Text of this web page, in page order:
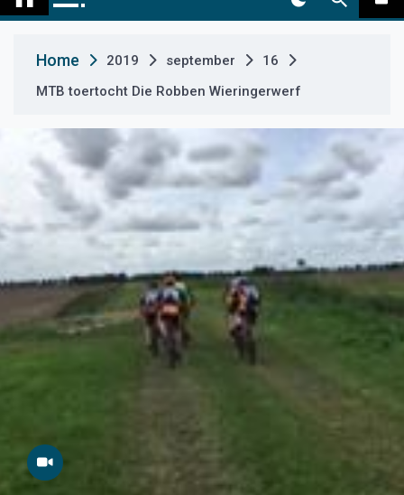
t
Home 2019 september
16
MTB toertocht Die Robben Wieringerwerf